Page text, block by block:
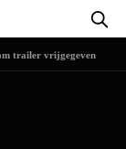
trailer vrijgegeven